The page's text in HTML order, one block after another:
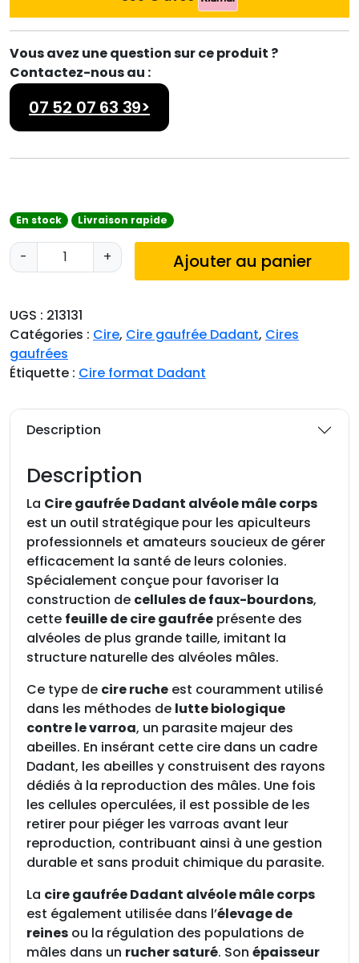
Vous avez une question sur ce produit ?
Contactez-nous au :
07 52 07 63 39>
En stock Livraison rapide
-
q
u
n
t
i
t
+ Ajouter au panier
UGS : 213131
Catégories : Cire, Cire gaufrée Dadant, Cires
gaufrées
Étiquette : Cire format Dadant
Description
Description
La Cire gaufrée Dadant alvéole mâle corps
est un outil stratégique pour les apiculteurs
professionnels et amateurs soucieux de gérer
efficacement la santé de leurs colonies.
Spécialement conçue pour favoriser la
construction de cellules de faux-bourdons,
cette feuille de cire gaufrée présente des
alvéoles de plus grande taille, imitant la
structure naturelle des alvéoles mâles.
Ce type de cire ruche est couramment utilisé
dans les méthodes de lutte biologique
contre le varroa, un parasite majeur des
abeilles. En insérant cette cire dans un cadre
Dadant, les abeilles y construisent des rayons
dédiés à la reproduction des mâles. Une fois
les cellules operculées, il est possible de les
retirer pour piéger les varroas avant leur
reproduction, contribuant ainsi à une gestion
durable et sans produit chimique du parasite.
La cire gaufrée Dadant alvéole mâle corps
est également utilisée dans l’élevage de
reines ou la régulation des populations de
mâles dans un rucher saturé. Son épaisseur